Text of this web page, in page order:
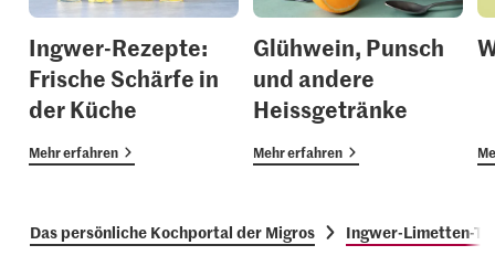
Ingwer-Rezepte:
Frische Schärfe in
der Küche
Mehr erfahren
Glühwein, Punsch
und andere
Heissgetränke
Mehr erfahren
Das persönliche Kochportal der Migros Ingwer-Limetten-